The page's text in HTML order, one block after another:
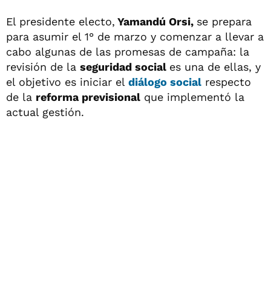
El presidente electo, Yamandú Orsi, se prepara
para asumir el 1° de marzo y comenzar a llevar a
cabo algunas de las promesas de campaña: la
revisión de la seguridad social es una de ellas, y
el objetivo es iniciar el diálogo social respecto
de la reforma previsional que implementó la
actual gestión.